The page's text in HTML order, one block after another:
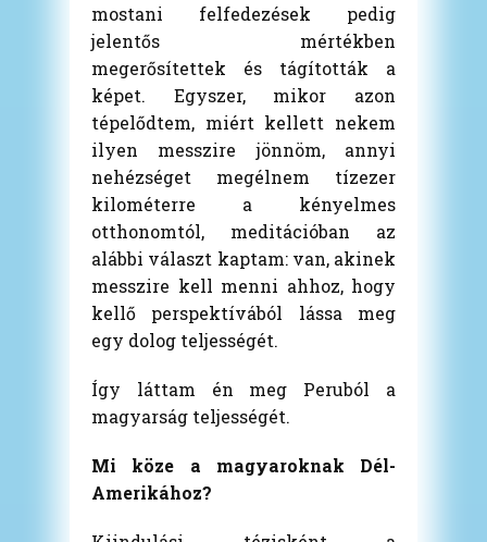
mostani felfedezések pedig
jelentős mértékben
megerősítettek és tágították a
képet. Egyszer, mikor azon
tépelődtem, miért kellett nekem
ilyen messzire jönnöm, annyi
nehézséget megélnem tízezer
kilométerre a kényelmes
otthonomtól, meditációban az
alábbi választ kaptam: van, akinek
messzire kell menni ahhoz, hogy
kellő perspektívából lássa meg
egy dolog teljességét.
Így láttam én meg Peruból a
magyarság teljességét.
Mi köze a magyaroknak Dél-
Amerikához?